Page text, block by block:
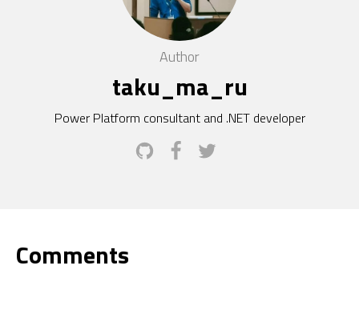
Author
taku_ma_ru
Power Platform consultant and .NET developer
Comments